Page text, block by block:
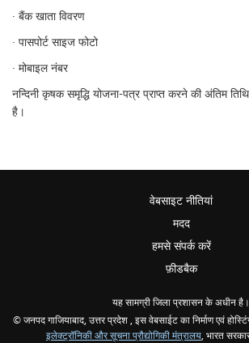
· बैंक खाता विवरण
· पासपोर्ट साइज फोटो
· मोबाइल नंबर
नन्दिनी कृषक समृद्धि योजना-पत्र प्राप्त करने की अंतिम
है।
वेबसाइट नीतियां
मदद
हमसे संपर्क करें
फ़ीडबैक
यह सामग्री जिला प्रशासन के अधीन है।
© जनपद गाजियाबाद, उत्तर प्रदेश , इस वेबसाईट का निर्माण एवं
इलेक्ट्रॉनिकी और सूचना प्रौद्योगिकी मंत्रालय, भारत